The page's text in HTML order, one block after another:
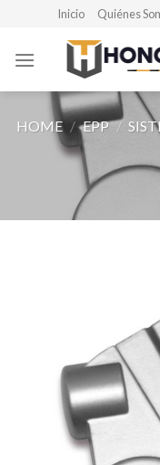
content
Inicio Quiénes
HOME / EPP /